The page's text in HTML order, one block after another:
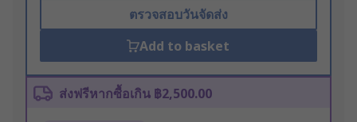
ตรวจสอบวันจัดส่ง
Add to basket
ส่งฟรีหากซื้อเกิน ฿2,500.00